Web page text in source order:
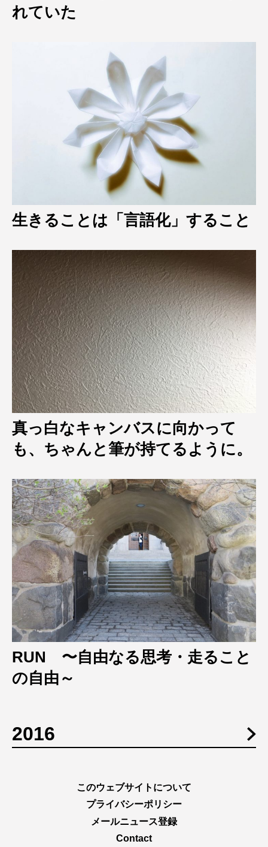
れていた
生きることは「言語化」すること
真っ白なキャンバスに向かって
も、ちゃんと筆が持てるように。
RUN 〜自由なる思考・走ること
の自由～
2016
このウェブサイトについて
プライバシーポリシー
メールニュース登録
Contact